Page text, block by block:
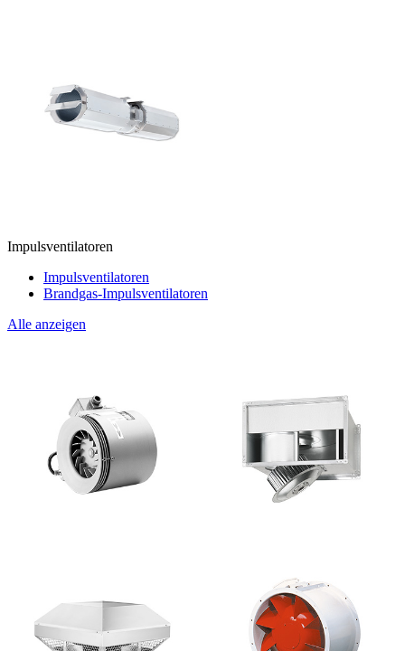
Impulsventilatoren
Impulsventilatoren
Brandgas-Impulsventilatoren
Alle anzeigen